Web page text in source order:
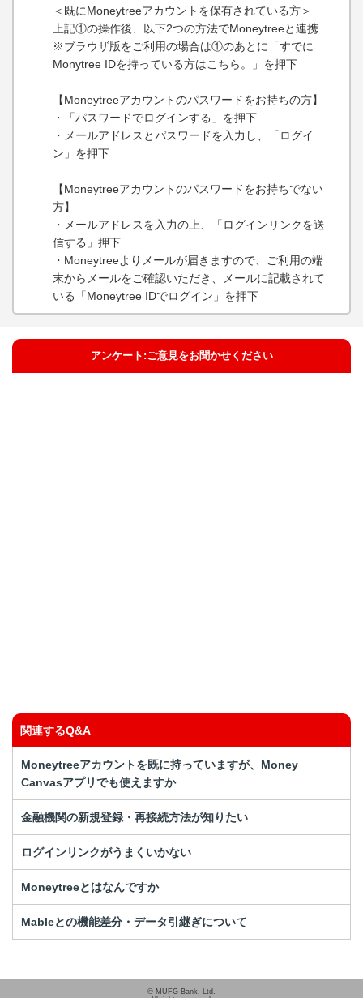
＜既にMoneytreeアカウントを保有されている方＞
上記①の操作後、以下2つの方法でMoneytreeと連携
※ブラウザ版をご利用の場合は①のあとに「すでに
Monytree IDを持っている方はこちら。」を押下
【Moneytreeアカウントのパスワードをお持ちの方】
・「パスワードでログインする」を押下
・メールアドレスとパスワードを入力し、「ログイ
ン」を押下
【Moneytreeアカウントのパスワードをお持ちでない
方】
・メールアドレスを入力の上、「ログインリンクを送
信する」押下
・Moneytreeよりメールが届きますので、ご利用の端
末からメールをご確認いただき、メールに記載されて
いる「Moneytree IDでログイン」を押下
アンケート:ご意見をお聞かせください
関連するQ&A
Moneytreeアカウントを既に持っていますが、Money
Canvasアプリでも使えますか
金融機関の新規登録・再接続方法が知りたい
ログインリンクがうまくいかない
Moneytreeとはなんですか
Mableとの機能差分・データ引継ぎについて
© MUFG Bank, Ltd.